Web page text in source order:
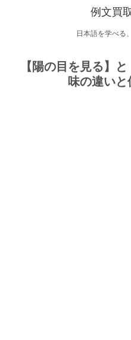
例文買
日本語を学べる
【陽の目を見る】
味の違い